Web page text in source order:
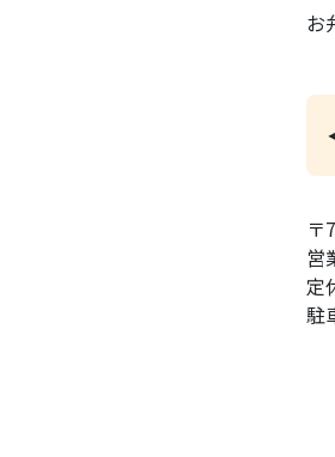
お
〒
営
定
駐